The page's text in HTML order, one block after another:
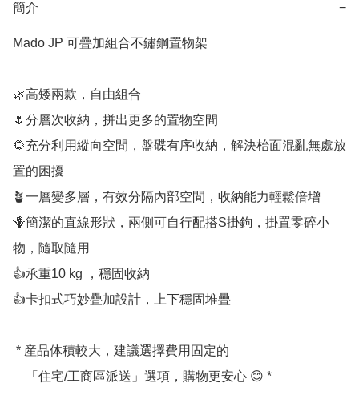
簡介 −
Mado JP 可疊加組合不鏽鋼置物架
🌿高矮兩款，自由組合
🌷分層次收納，拼出更多的置物空間
🌻充分利用縱向空間，盤碟有序收納，解決枱面混亂無處放
置的困擾
🪴一層變多層，有效分隔內部空間，收納能力輕鬆倍增
🪻簡潔的直線形狀，兩側可自行配搭S掛鉤，掛置零碎小
物，隨取隨用
👍承重10 kg ，穩固收納
👍卡扣式巧妙疊加設計，上下穩固堆疊